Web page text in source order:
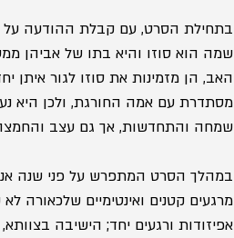
בתחילת הסרט, עם קבלת ההודעה על
שמה הוא סוזו והיא בתו של אביהן
האב, הן מזמינות את סוזו לגור
מסתדרת עם אמה החורגת, ולכן היא
שמחה והתחדשות, אך גם עצב
במהלך הסרט המתפרש על פני שנה אנו
מרגעים קטנים ואינטימיים שלכאורה
אפיזודות ורגעים יחד; הישיבה